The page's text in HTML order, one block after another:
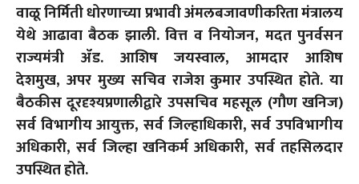
वाळू निर्मिती धोरणाच्या प्रभावी अंमलबजावणीकरिता मंत्रालय
येथे आढावा बैठक झाली. वित्त व नियोजन, मदत पुनर्वसन
राज्यमंत्री ॲड. आशिष जयस्वाल,आमदार आशिष
देशमुख, अपर मुख्य सचिव राजेश कुमार उपस्थित होते. या
बैठकीस दूरदृश्यप्रणालीद्वारे उपसचिव महसूल (गौण खनिज)
सर्व विभागीय आयुक्त,सर्व जिल्हाधिकारी,सर्व उपविभागीय
अधिकारी,सर्व जिल्हा खनिकर्म अधिकारी, सर्व तहसिलदार
उपस्थित होते.